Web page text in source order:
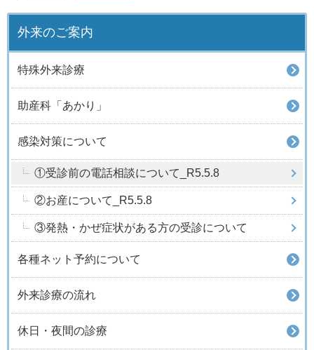
外来のご案内
特殊外来診療
助産科「あかり」
感染対策について
①受診前の電話相談について_R5.5.8
②お産について_R5.5.8
③発熱・かぜ症状がある方の受診について
各種ネット予約について
外来診療の流れ
休日・夜間の診療